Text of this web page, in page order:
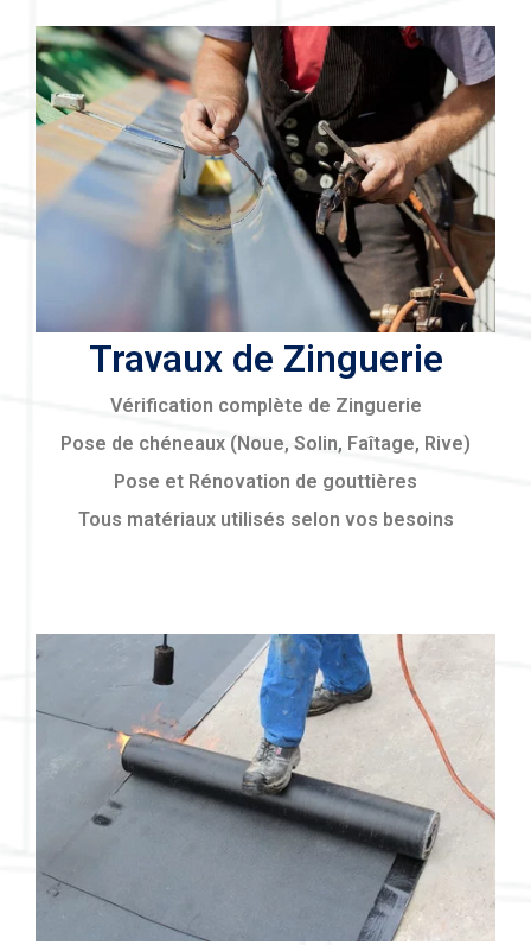
Travaux de Zinguerie
Vérification complète de Zinguerie
Pose de chéneaux (Noue, Solin, Faîtage, Rive)
Pose et Rénovation de gouttières
Tous matériaux utilisés selon vos besoins